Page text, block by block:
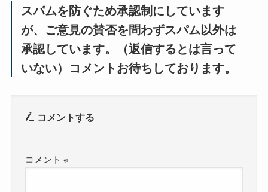
スパムを防ぐため承認制にしています
が、ご意見の賛否を問わずスパム以外は
承認しています。（返信するとは言って
いない）コメントお待ちしております。
コメントする
コメント※